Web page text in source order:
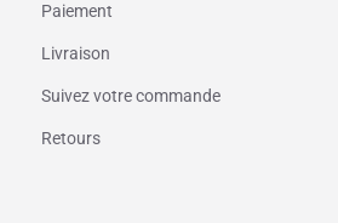
Paiement
Livraison
Suivez votre commande
Retours